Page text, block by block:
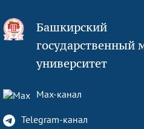
Башкирский
государственный
университет
Max-канал
Telegram-канал